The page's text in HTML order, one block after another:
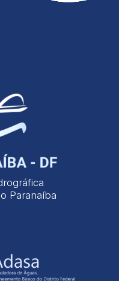
Paranaíba